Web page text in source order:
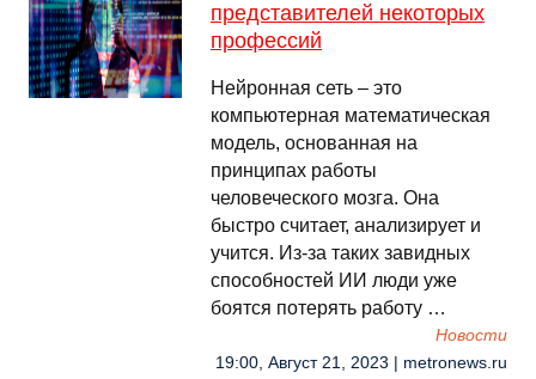
представителей некоторых
профессий
Нейронная сеть – это
компьютерная математическая
модель, основанная на
принципах работы
человеческого мозга. Она
быстро считает, анализирует и
учится. Из-за таких завидных
способностей ИИ люди уже
боятся потерять работу …
Новости
19:00, Август 21, 2023 | metronews.ru